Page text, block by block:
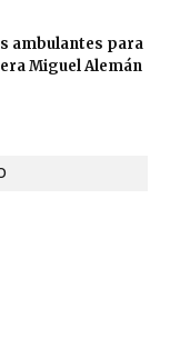
ambulantes para
Miguel Alemán